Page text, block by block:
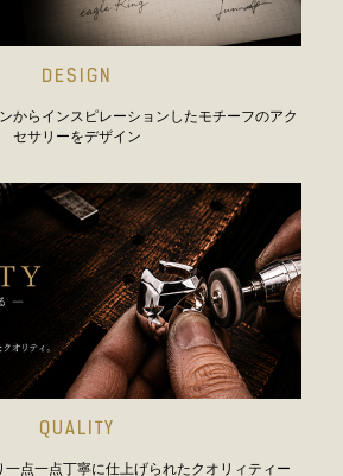
DESIGN
からインスピレーションしたモチーフのアク
セサリーをデザイン
QUALITY
点一点丁寧に仕上げられたクオリィティー